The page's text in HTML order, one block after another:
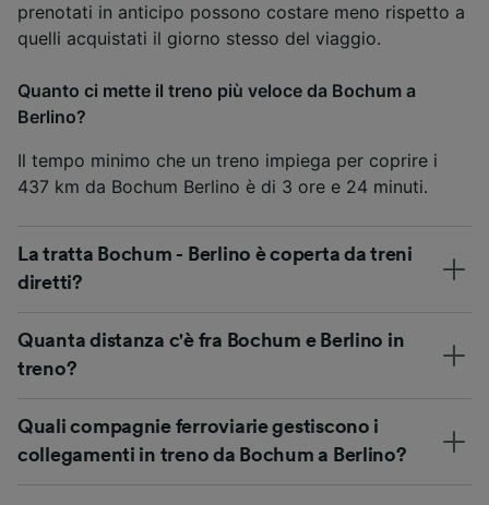
prenotati in anticipo possono costare meno rispetto a
quelli acquistati il giorno stesso del viaggio.
Quanto ci mette il treno più veloce da Bochum a
Berlino?
Il tempo minimo che un treno impiega per coprire i
437 km da Bochum Berlino è di 3 ore e 24 minuti.
La tratta Bochum - Berlino è coperta da treni
diretti?
Quanta distanza c'è fra Bochum e Berlino in
treno?
Quali compagnie ferroviarie gestiscono i
collegamenti in treno da Bochum a Berlino?